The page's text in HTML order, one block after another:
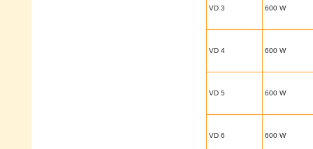
VD 3 600 W
VD 4 600 W
VD 5 600 W
VD 6 600 W